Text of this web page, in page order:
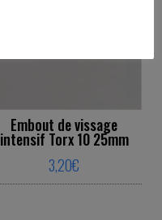
Embout de vissage
intensif Torx 10 25mm
3,20€